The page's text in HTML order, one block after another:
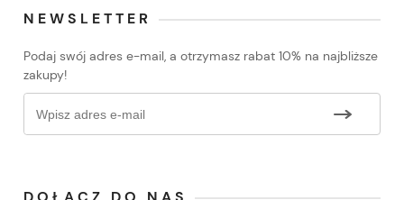
NEWSLETTER
Podaj swój adres e-mail, a otrzymasz rabat 10% na najbliższe
zakupy!